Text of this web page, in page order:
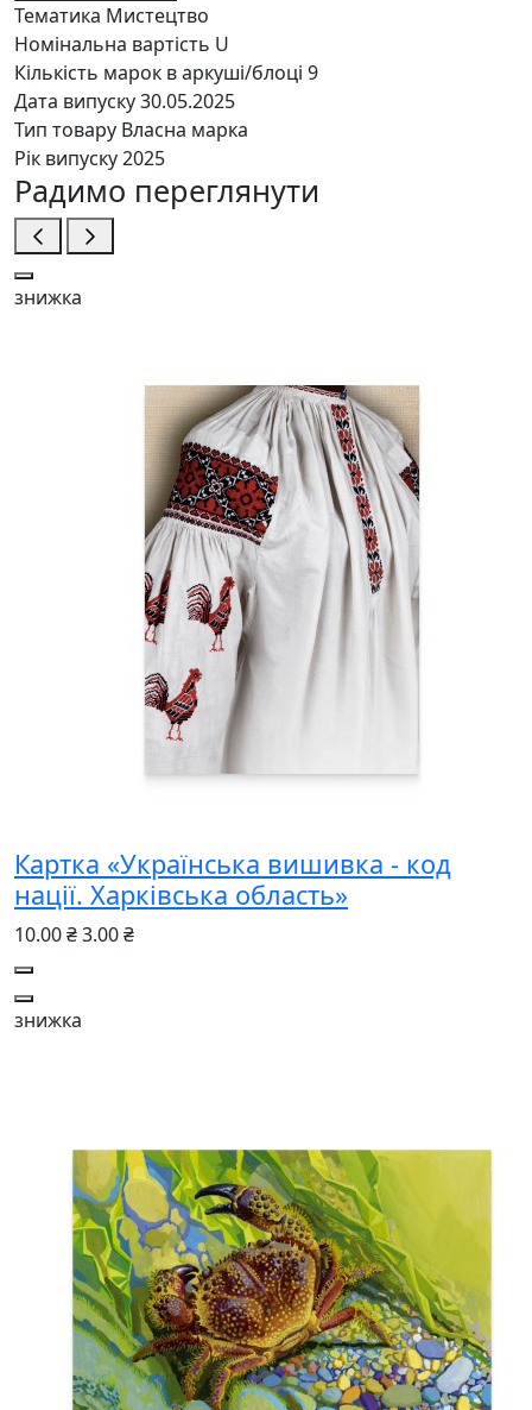
Тематика Мистецтво
Номінальна вартість U
Кількість марок в аркуші/блоці 9
Дата випуску30.05.2025
Тип товару Власна марка
Рік випуску2025
Радимо переглянути
знижка
Картка «Українська вишивка - код
нації. Харківська область»
10.00 ₴3.00 ₴
знижка